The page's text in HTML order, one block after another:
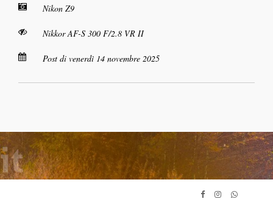
Nikon Z9
Nikkor AF-S 300 F/2.8 VR II
Post di venerdì 14 novembre 2025